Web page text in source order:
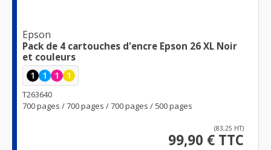
Epson
Pack de 4 cartouches d'encre Epson 26 XL Noir
et couleurs
1 1 1 1
T263640
700 pages / 700 pages / 700 pages / 500 pages
(83,25 HT)
99,90 € TTC